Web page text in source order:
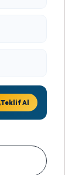
Teklif Al